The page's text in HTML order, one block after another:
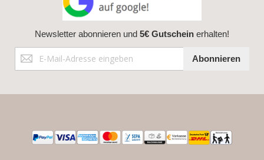
Newsletter abonnieren und 5€ Gutschein erhalten!
Anmeldung
zum
Abonnieren